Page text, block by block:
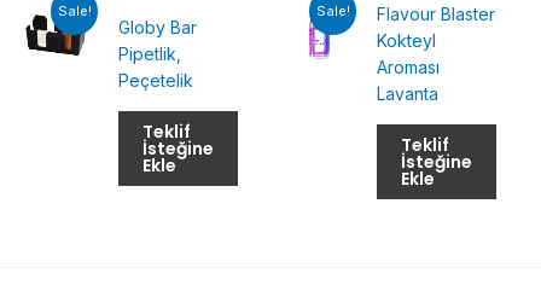
Sale!
Globy Bar
Pipetlik,
Peçetelik
Teklif
İsteğine
Ekle
Sale!
Flavour Blaster
Kokteyl
Aroması
Lavanta
Teklif
İsteğine
Ekle